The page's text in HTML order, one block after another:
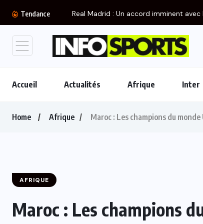
Tendance
Accueil Actualités Afrique Inter
Home Afrique Maroc : Les champions du
AFRIQUE
Maroc : Les champions